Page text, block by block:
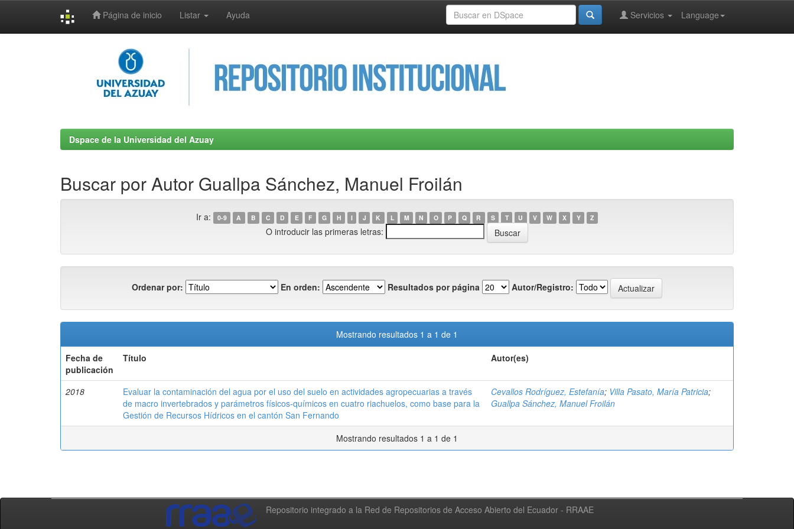
Página de inicio Listar Ayuda Language
Servicios
Dspace de la Universidad del Azuay
Buscar por Autor Guallpa Sánchez, Manuel Froilán
Ir a: 0-9 A B C D E F G H I J K L M N O P Q R S T U V W X Y Z
O introducir las primeras letras:
Ordenar por: En orden: Resultados por página Autor/Registro:
Mostrando resultados 1 a 1 de 1
Fecha de
publicación
Título Autor(es)
2018
Evaluar la contaminación del agua por el uso del suelo en actividades agropecuarias a través
de macro invertebrados y parámetros físicos-químicos en cuatro riachuelos, como base para la
Gestión de Recursos Hídricos en el cantón San Fernando
Cevallos Rodríguez, Estefanía; Villa Pasato, María Patricia;
Guallpa Sánchez, Manuel Froilán
Mostrando resultados 1 a 1 de 1
Repositorio integrado a la Red de Repositorios de Acceso Abierto del Ecuador - RRAAE